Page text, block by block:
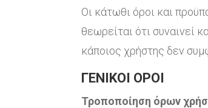
Οι κάτωθι όροι και
θεωρείται ότι συναινεί
κάποιος χρήστης δεν
ΓΕΝΙΚΟΙ ΟΡΟΙ
Τροποποίηση όρων